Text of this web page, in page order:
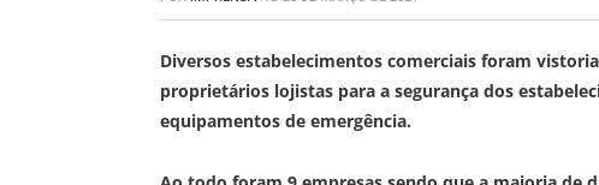
Diversos estabelecimentos comerciais foram
proprietários lojistas para a segurança dos
equipamentos de emergência.